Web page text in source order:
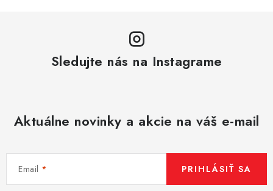
Sledujte nás na Instagrame
Aktuálne novinky a akcie na váš e-mail
Email PRIHLÁSIŤ SA